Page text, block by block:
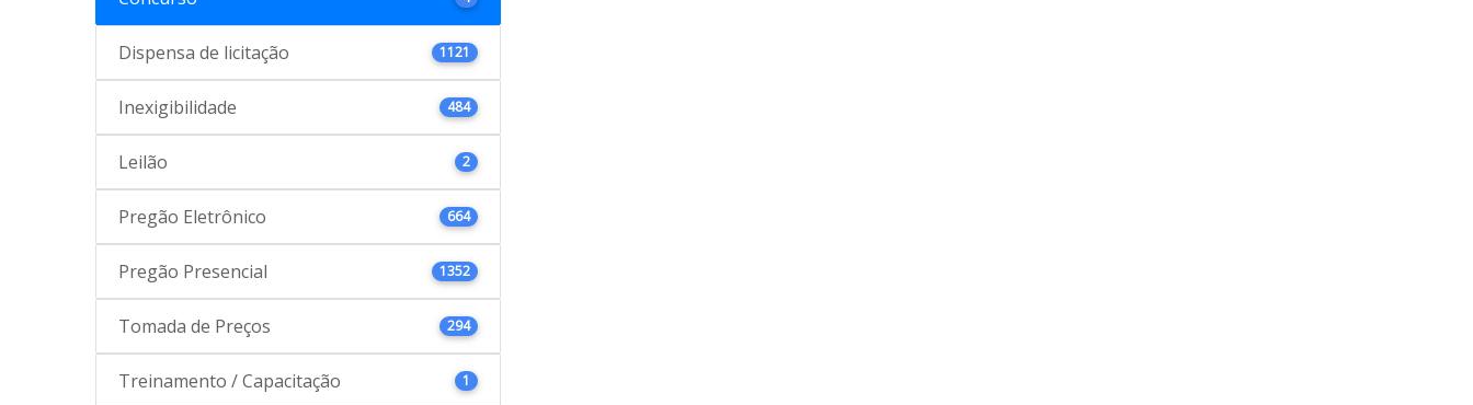
Dispensa de licitação 1121
Inexigibilidade 484
Leilão 2
Pregão Eletrônico 664
Pregão Presencial 1352
Tomada de Preços 294
Treinamento / Capacitação 1